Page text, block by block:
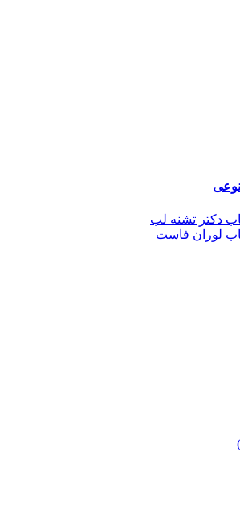
دکتر تشنه لب
لوران فاست